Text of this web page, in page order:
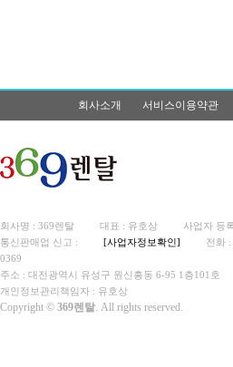
회사소개 서비스이용약관
회사명 : 369렌탈 대표 : 유호상
사업자 등
통신판매업 신고 :
[사업자정보확인] 전화
0369
주소 : 대전광역시 유성구 원신흥동 6-95 1층101호
개인정보관리책임자 : 유호상
Copyright © 369렌탈. All rights reserved.